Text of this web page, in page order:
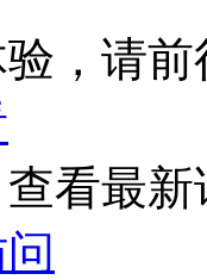
，请
看最